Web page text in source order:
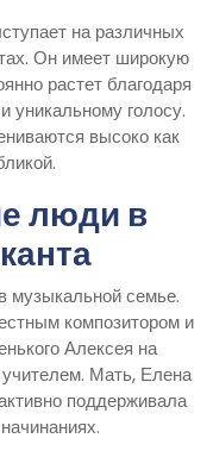
на различных
Он имеет широкую
растет благодаря
уникальному голосу.
высоко как
люди в
музыкальной семье.
композитором и
Алексея на
Мать, Елена
поддерживала